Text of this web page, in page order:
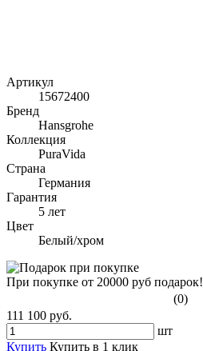
Артикул
15672400
Бренд
Hansgrohe
Коллекция
PuraVida
Страна
Германия
Гарантия
5 лет
Цвет
Белый/хром
При покупке от 20000 руб подарок!
(0)
111 100 руб.
шт
Купить Купить в 1 клик